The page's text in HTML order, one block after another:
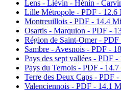
Lens - Liévin - Hénin -
Lille Métropole - PDF - 12.6
Montreuillois - PDF - 14.4
Osartis - Marquion - PDF -
Région de Saint-Omer -
Sambre - Avesnois - PDF -
Pays des sept vallées - PDF
Pays du Ternois - PDF -
Terre des Deux Caps - PDF
Valenciennois - PDF - 14.1